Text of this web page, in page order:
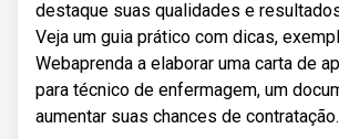
destaque suas qualidades e
Veja um guia prático com dicas,
Webaprenda a elaborar uma carta de
para técnico de enfermagem, um
aumentar suas chances de contratação.